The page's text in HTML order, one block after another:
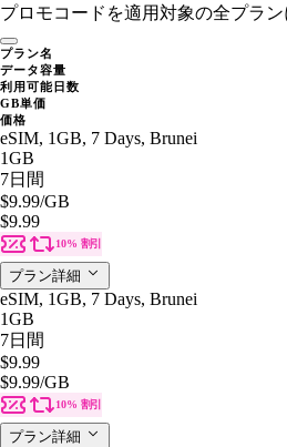
プロモコードを適用対象の全プラ
プラン名
データ容量
利用可能日数
GB単価
価格
eSIM, 1GB, 7 Days, Brunei
1GB
7日間
$9.99/GB
$9.99
10% 割引
プラン詳細
eSIM, 1GB, 7 Days, Brunei
1GB
7日間
$9.99
$9.99/GB
10% 割引
プラン詳細